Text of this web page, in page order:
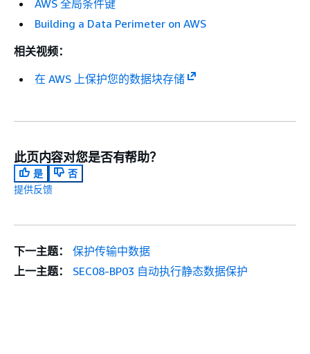
AWS 全局条件键
Building a Data Perimeter on AWS
相关视频：
在 AWS 上保护您的数据块存储
此页内容对您是否有帮助？
是
否
提供反馈
下一主题：
保护传输中数据
上一主题：
SEC08-BP03 自动执行静态数据保护